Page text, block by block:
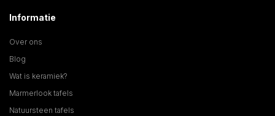
Informatie
Over ons
Blog
Wat is keramiek?
Marmerlook tafels
Natuursteen tafels